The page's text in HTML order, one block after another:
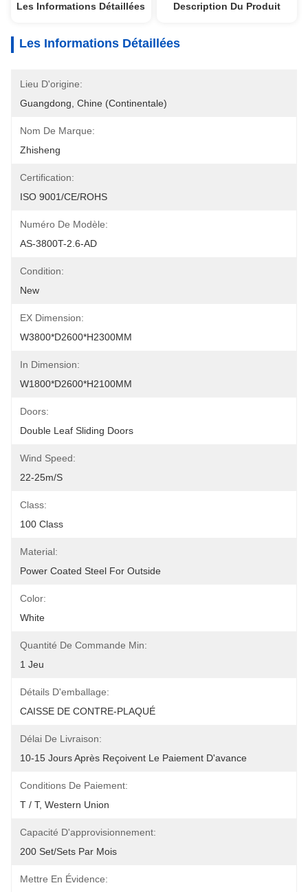
Les Informations Détaillées Description Du Produit
Les Informations Détaillées
Lieu D'origine:
Guangdong, Chine (continentale)
Nom De Marque:
Zhisheng
Certification:
ISO 9001/CE/ROHS
Numéro De Modèle:
AS-3800T-2.6-AD
Condition:
New
EX Dimension:
W3800*D2600*H2300MM
In Dimension:
W1800*D2600*H2100MM
Doors:
Double Leaf Sliding Doors
Wind Speed:
22-25m/s
Class:
100 Class
Material:
Power Coated Steel For Outside
Color:
White
Quantité De Commande Min:
1 Jeu
Détails D'emballage:
CAISSE DE CONTRE-PLAQUÉ
Délai De Livraison:
10-15 Jours Après Reçoivent Le Paiement D'avance
Conditions De Paiement:
T / T, Western Union
Capacité D'approvisionnement:
200 Set/Sets Par Mois
Mettre En Évidence: